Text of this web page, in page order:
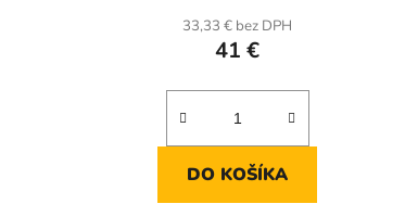
33,33 € bez DPH
41 €
DO KOŠÍKA